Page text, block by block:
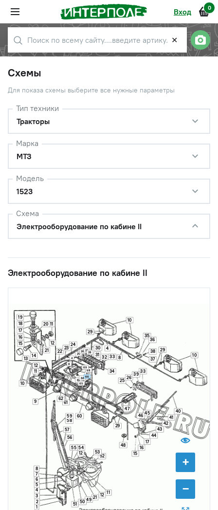
Вход 0
✕
Схемы
Для показа схемы выберите все нужные параметры
Тип техники
Тракторы
Марка
МТЗ
Модель
1523
Схема
Электрооборудование по кабине II
Электрооборудование по кабине II
+
−
1
2
3
4
4
4
5
6
7
8
8
8
9
10
10
10
11
11
11
12
12
12
12
13
14
15
15
16
16
17
17
18
19
20
21
21
22
23
24
25
25
26
26 27
28
29
29
29
30
31 32 33
33
34
35
36
37
38
39
40
41
42
43
44
45
46
47
48
49
50
51
52
53
54
55
56
57
58
59 60
61
62
63
64
65
66
67
68
69